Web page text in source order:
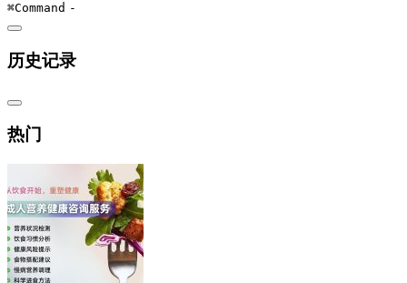
⌘Command -
历史记录
热门